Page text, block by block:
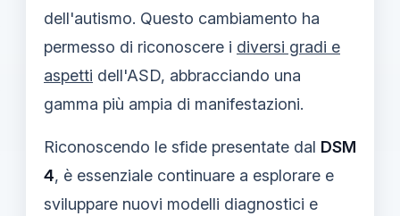
dell'autismo. Questo cambiamento ha
permesso di riconoscere i diversi gradi e
aspetti dell'ASD, abbracciando una
gamma più ampia di manifestazioni.
Riconoscendo le sfide presentate dal DSM
4, è essenziale continuare a esplorare e
sviluppare nuovi modelli diagnostici e